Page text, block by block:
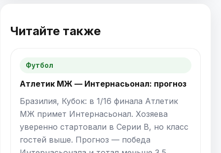
Читайте также
Футбол
Атлетик МЖ — Интернасьонал: прогноз
Бразилия, Кубок: в 1/16 финала Атлетик
МЖ примет Интернасьонал. Хозяева
уверенно стартовали в Серии B, но класс
гостей выше. Прогноз — победа